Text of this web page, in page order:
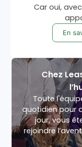
Car oui,
En
Chez
Toute
quotidien pour
jour, vous
rejoindre